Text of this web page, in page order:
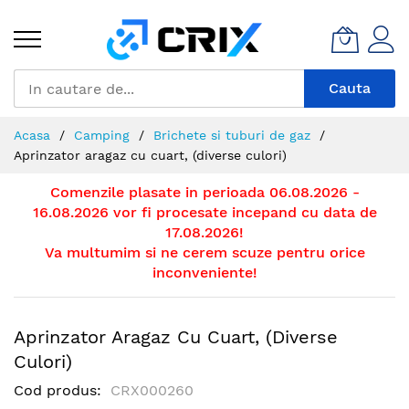
Continut
Cauta
Acasa Camping
Brichete si tuburi de gaz
Aprinzator aragaz cu cuart, (diverse culori)
Comenzile plasate in perioada 06.08.2026 -
16.08.2026 vor fi procesate incepand cu data de
17.08.2026!
Va multumim si ne cerem scuze pentru orice
inconveniente!
Aprinzator Aragaz Cu Cuart, (diverse
Culori)
Cod produs CRX000260